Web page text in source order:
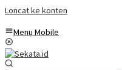
Loncat ke konten
Menu Mobile